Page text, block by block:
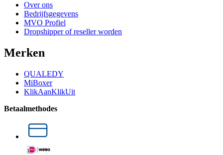
Over ons
Bedrijfsgegevens
MVO Profiel
Dropshipper of reseller worden
Merken
QUALEDY
MiBoxer
KlikAanKlikUit
Betaalmethodes